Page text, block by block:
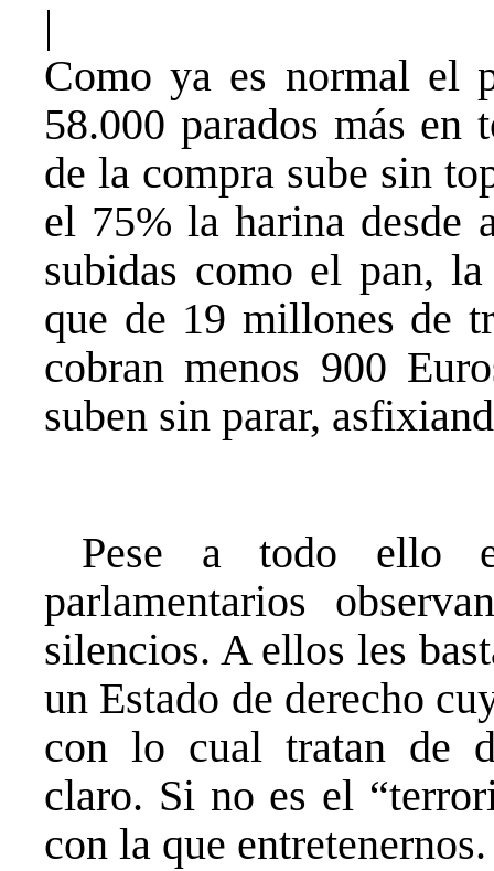
|
Como ya es normal el
58.000 parados más
de la compra sube sin
el 75% la harina desde
subidas como el pan,
que de 19 millones de
cobran menos 900
suben sin parar,
Pese a todo ello
parlamentarios
silencios. A ellos les
un Estado de derecho
con lo cual tratan de
claro. Si no es el
con la que entretenernos.